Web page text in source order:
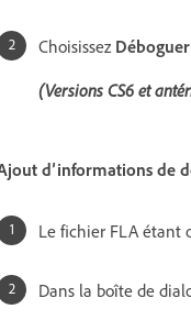
Choisissez Déboguer
(Versions CS6 et
d’informations de
Le fichier FLA étant
Dans la boîte de